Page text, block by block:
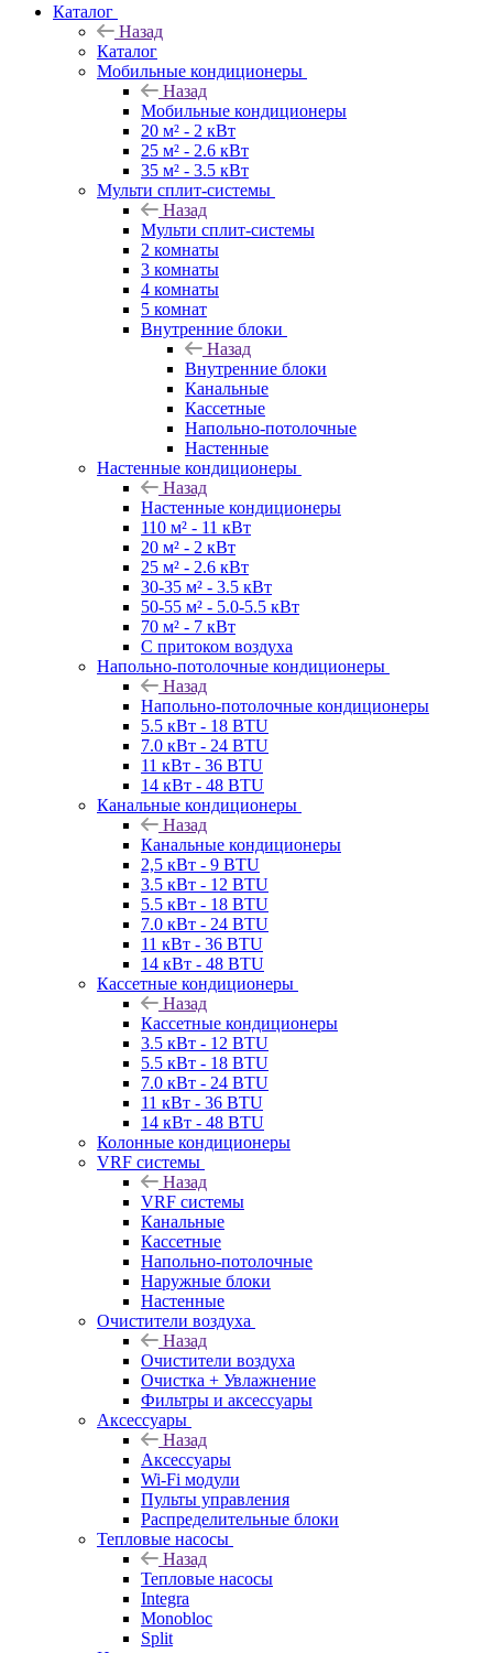
Каталог
Назад
Каталог
Мобильные кондиционеры
Назад
Мобильные кондиционеры
20 м² - 2 кВт
25 м² - 2.6 кВт
35 м² - 3.5 кВт
Мульти сплит-системы
Назад
Мульти сплит-системы
2 комнаты
3 комнаты
4 комнаты
5 комнат
Внутренние блоки
Назад
Внутренние блоки
Канальные
Кассетные
Напольно-потолочные
Настенные
Настенные кондиционеры
Назад
Настенные кондиционеры
110 м² - 11 кВт
20 м² - 2 кВт
25 м² - 2.6 кВт
30-35 м² - 3.5 кВт
50-55 м² - 5.0-5.5 кВт
70 м² - 7 кВт
С притоком воздуха
Напольно-потолочные кондиционеры
Назад
Напольно-потолочные кондиционеры
5.5 кВт - 18 BTU
7.0 кВт - 24 BTU
11 кВт - 36 BTU
14 кВт - 48 BTU
Канальные кондиционеры
Назад
Канальные кондиционеры
2,5 кВт - 9 BTU
3.5 кВт - 12 BTU
5.5 кВт - 18 BTU
7.0 кВт - 24 BTU
11 кВт - 36 BTU
14 кВт - 48 BTU
Кассетные кондиционеры
Назад
Кассетные кондиционеры
3.5 кВт - 12 BTU
5.5 кВт - 18 BTU
7.0 кВт - 24 BTU
11 кВт - 36 BTU
14 кВт - 48 BTU
Колонные кондиционеры
VRF системы
Назад
VRF системы
Канальные
Кассетные
Напольно-потолочные
Наружные блоки
Настенные
Очистители воздуха
Назад
Очистители воздуха
Очистка + Увлажнение
Фильтры и аксессуары
Аксессуары
Назад
Аксессуары
Wi-Fi модули
Пульты управления
Распределительные блоки
Тепловые насосы
Назад
Тепловые насосы
Integra
Monobloc
Split